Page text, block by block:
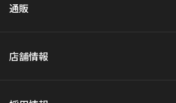
通販
店舗情報